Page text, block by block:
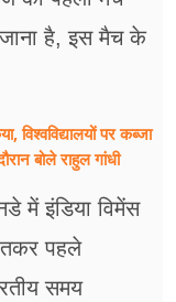
है, इस मैच के
पर कब्जा
बोले राहुल गांधी
में इंडिया विमेंस
पहले
समय